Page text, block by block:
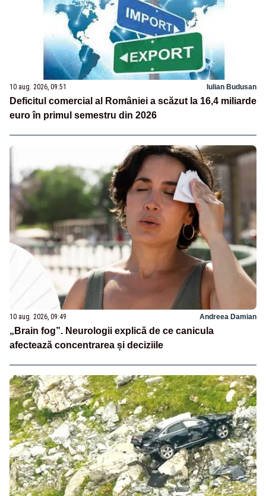
10 aug. 2026, 09:51 Iulian Budusan
Deficitul comercial al României a scăzut la 16,4 miliarde
euro în primul semestru din 2026
10 aug. 2026, 09:49 Andreea Damian
„Brain fog”. Neurologii explică de ce canicula
afectează concentrarea și deciziile